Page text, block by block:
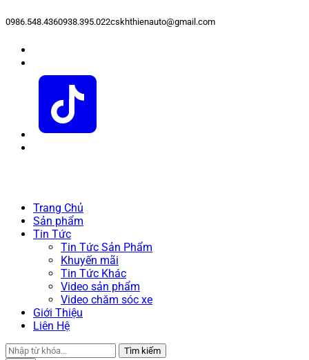
0986.548.4360938.395.022cskhthienauto@gmail.com
Trang Chủ
Sản phẩm
Tin Tức
Tin Tức Sản Phẩm
Khuyến mãi
Tin Tức Khác
Video sản phẩm
Video chăm sóc xe
Giới Thiệu
Liên Hệ
Tìm kiếm